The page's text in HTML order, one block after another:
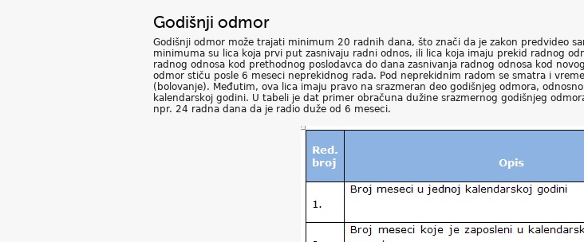
Godišnji odmor
Godišnji odmor može trajati minimum 20 radnih dana, što znači da je zakon predvideo
minimuma su lica koja prvi put zasnivaju radni odnos, ili lica koja imaju prekid radnog
radnog odnosa kod prethodnog poslodavca do dana zasnivanja radnog odnosa kod
odmor stiču posle 6 meseci neprekidnog rada. Pod neprekidnim radom se smatra i
(bolovanje). Međutim, ova lica imaju pravo na srazmeran deo godišnjeg odmora,
kalendarskoj godini. U tabeli je dat primer obračuna dužine srazmernog godišnjeg
npr. 24 radna dana da je radio duže od 6 meseci.